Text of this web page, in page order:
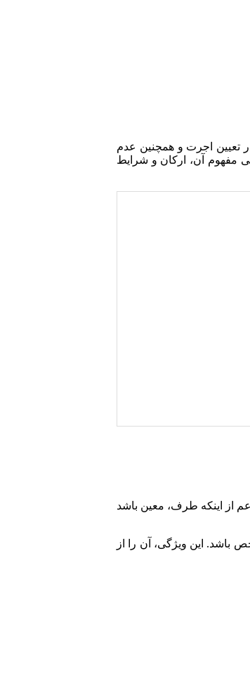
تعیین اجرت و همچنین عدم
مفهوم آن، ارکان و شرایط
اعم از اینکه طرف، معین باشد
این ویژگی، آن را از